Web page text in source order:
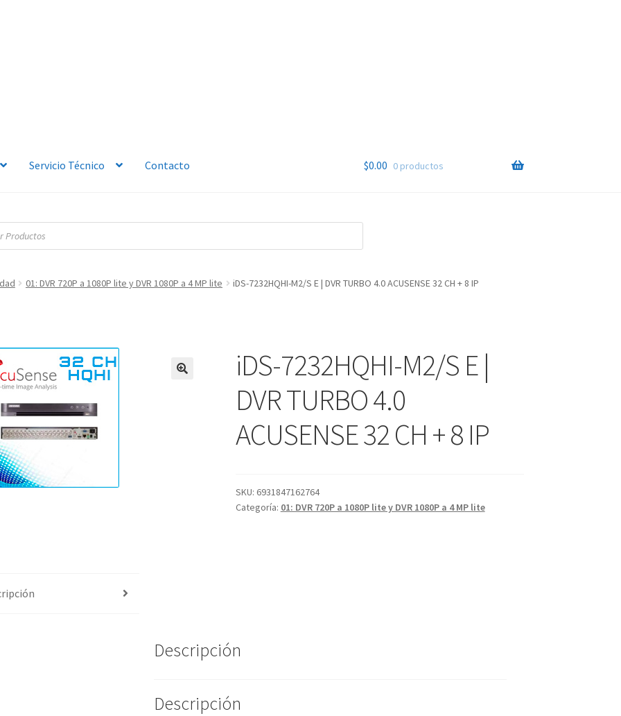
Servicio Técnico Contacto $0.00 0 productos
01: DVR 720P a 1080P lite y DVR 1080P a 4 MP lite iDS-7232HQHI-M2/S E | DVR TURBO 4.0 ACUSENSE 32 CH + 8 IP
iDS-7232HQHI-M2/S E |
DVR TURBO 4.0
ACUSENSE 32 CH + 8 IP
SKU: 6931847162764
Categoría: 01: DVR 720P a 1080P lite y DVR 1080P a 4 MP lite
Descripción
Descripción